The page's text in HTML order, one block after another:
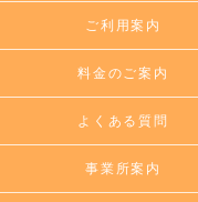
ご利用案内
料金のご案内
よくある質問
事業所案内